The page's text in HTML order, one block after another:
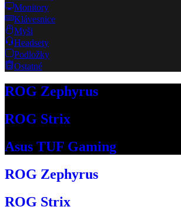
Monitory
Klávesnice
Myši
Headsety
Podložky
Ostatné
ROG Zephyrus
ROG Strix
Asus TUF Gaming
ROG Zephyrus
ROG Strix